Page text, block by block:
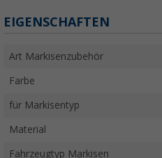
EIGENSCHAFTEN
Art Markisenzubehör
Farbe
für Markisentyp
Material
Fahrzeugtyp Markisen